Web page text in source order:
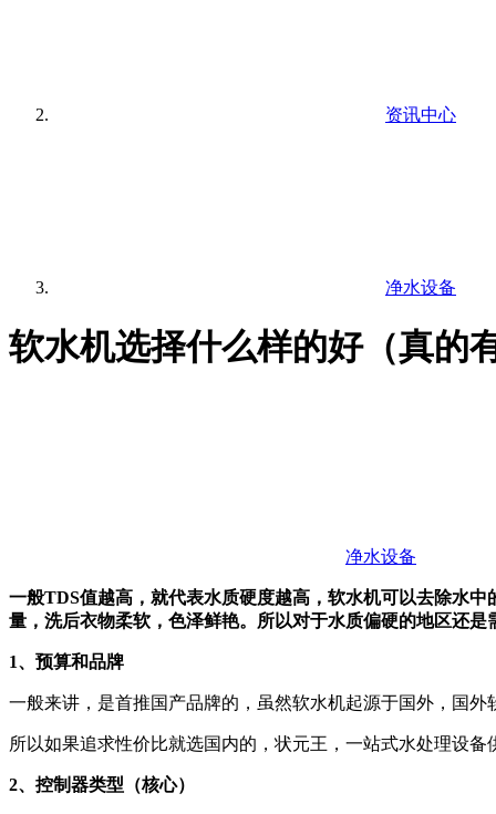
资讯中心
净水设备
软水机选择什么样的好（真的
净水设备
一般TDS值越高，就代表水质硬度越高，软水机可以去除水
量，洗后衣物柔软，色泽鲜艳。所以对于水质偏硬的地区还
1、预算和品牌
一般来讲，是首推国产品牌的，虽然软水机起源于国外，国
所以如果追求性价比就选国内的，状元王，一站式水处理设
2、控制器类型（核心）